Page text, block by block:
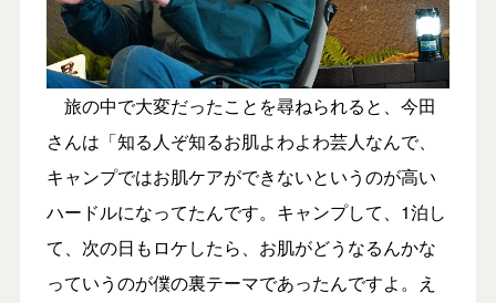
旅の中で大変だったことを尋ねられると、今田
さんは「知る人ぞ知るお肌よわよわ芸人なんで、
キャンプではお肌ケアができないというのが高い
ハードルになってたんです。キャンプして、1泊し
て、次の日もロケしたら、お肌がどうなるんかな
っていうのが僕の裏テーマであったんですよ。え